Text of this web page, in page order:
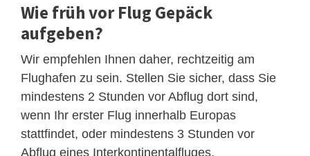
Wie früh vor Flug Gepäck
aufgeben?
Wir empfehlen Ihnen daher, rechtzeitig am
Flughafen zu sein. Stellen Sie sicher, dass Sie
mindestens 2 Stunden vor Abflug dort sind,
wenn Ihr erster Flug innerhalb Europas
stattfindet, oder mindestens 3 Stunden vor
Abflug eines Interkontinentalfluges.